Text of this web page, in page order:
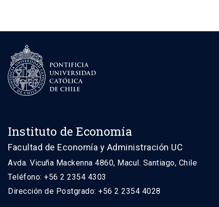
Instituto de Economía
Facultad de Economía y Administración UC
Avda. Vicuña Mackenna 4860, Macul. Santiago, Chile
Teléfono: +56 2 2354 4303
Dirección de Postgrado: +56 2 2354 4028